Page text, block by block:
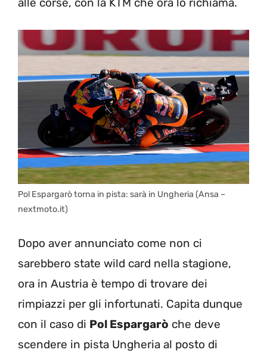
Pol Espargarò torna in pista: sarà in Ungheria (Ansa –
nextmoto.it)
Dopo aver annunciato come non ci
sarebbero state wild card nella stagione,
ora in Austria è tempo di trovare dei
rimpiazzi per gli infortunati. Capita dunque
con il caso di Pol Espargarò che deve
scendere in pista Ungheria al posto di